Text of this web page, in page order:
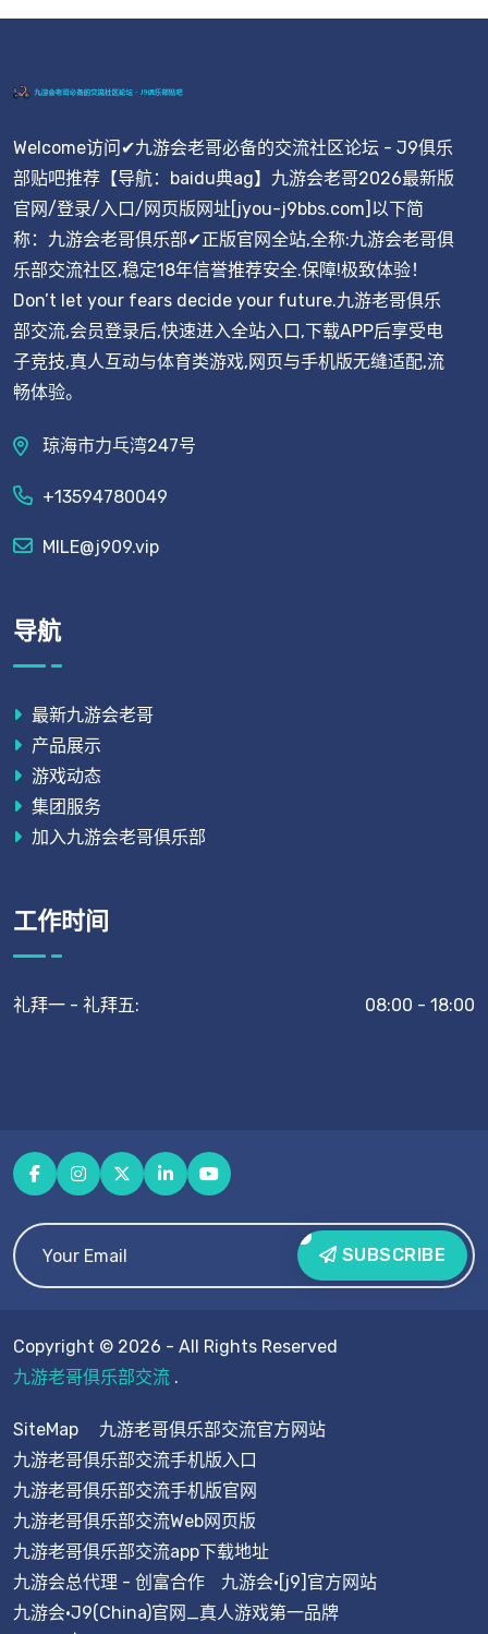
Welcome访问✔九游会老哥必备的交流社区论坛 - J9俱乐
部贴吧推荐【导航：baidu典ag】九游会老哥2026最新版
官网/登录/入口/网页版网址[jyou-j9bbs.com]以下简
称：九游会老哥俱乐部✔正版官网全站,全称:九游会老哥俱
乐部交流社区,稳定18年信誉推荐安全.保障!极致体验！
Don’t let your fears decide your future.九游老哥俱乐
部交流,会员登录后,快速进入全站入口,下载APP后享受电
子竞技,真人互动与体育类游戏,网页与手机版无缝适配,流
畅体验。
琼海市力乓湾247号
+13594780049
MILE@j909.vip
导航
最新九游会老哥
产品展示
游戏动态
集团服务
加入九游会老哥俱乐部
工作时间
礼拜一 - 礼拜五: 08:00 - 18:00
SUBSCRIBE
Copyright © 2026 - All Rights Reserved
九游老哥俱乐部交流 .
SiteMap
九游老哥俱乐部交流官方网站
九游老哥俱乐部交流手机版入口
九游老哥俱乐部交流手机版官网
九游老哥俱乐部交流Web网页版
九游老哥俱乐部交流app下载地址
九游会总代理 - 创富合作
九游会·[j9]官方网站
九游会·J9(China)官网_真人游戏第一品牌